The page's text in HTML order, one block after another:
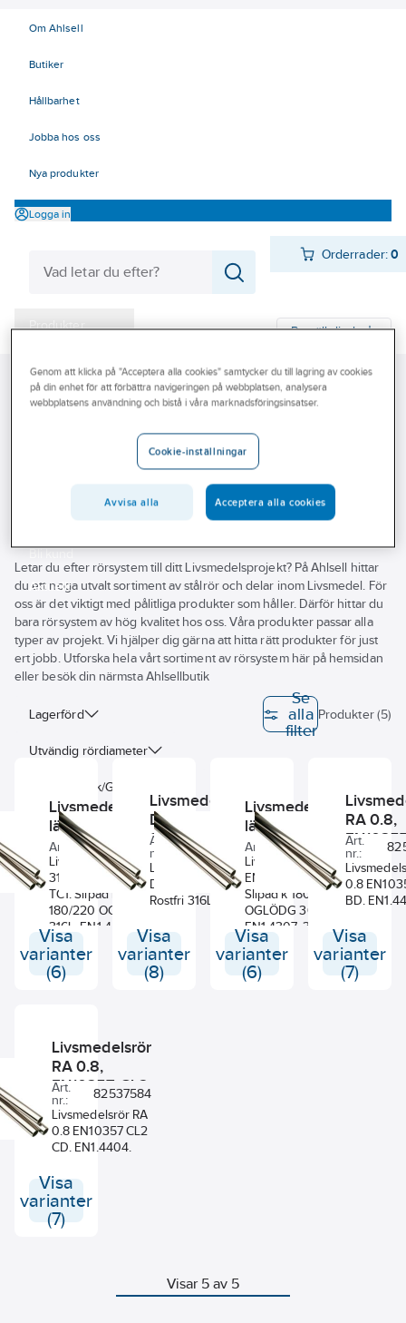
Om Ahlsell
Butiker
Hållbarhet
Jobba hos oss
Nya produkter
Logga in
Orderrader:0
Produkter
Kampanjer
Bli kund
Aktuellt
Beställ direkt
Ahlsell Produkter Värme & Sanitet
Stålrör och delar
Rörsystem för Livsmedel / Aseptik
Livsmedelsrör
Livsmedelsrör
Rör RA 0,8-1,6
Letar du efter rörsystem till ditt Livsmedelsprojekt? På Ahlsell hittar
du ett noga utvalt sortiment av stålrör och delar inom Livsmedel. För
oss är det viktigt med pålitliga produkter som håller. Därför hittar du
bara rörsystem av hög kvalitet hos oss. Våra produkter passar alla
typer av projekt. Vi hjälper dig gärna att hitta rätt produkter för just
ert jobb. Utforska hela vårt sortiment av rörsystem här på hemsidan
eller besök din närmsta Ahlsellbutik
Lagerförd
Utvändig rördiameter
Väggtjocklek/Godstjocklek
Materialkvalitet Material
Anslutning Vikt/m
Se
alla
filter
Produkter (5)
Livsmedelsrör
längssvetsade,
rostfria 316L
Art. nr.: 1227042
Livsmedelsrör
316L. EN10357 CD,
TC1. Slipad k
180/220 OGLÖDG
316L. EN1.4404.
Visa
varianter
(6)
Livsmedelsrör
DIN11850
Slipad Rostfri
316L
Art.
nr.:
82540905
Livsmedelsrör
DIN11850 Slipad
Rostfri 316L.
Visa
varianter
(8)
Livsmedelsrör
längssvetsade,
rostfria 304L.
Art. nr.: 1227033
Livsmedelsrör
EN10357 CD, TC1.
Slipad k 180/220
OGLÖDG 304L.
EN1.4307. 304L.
Visa
varianter
(6)
RA 0.8,
BD,
Art.
nr.:
0.8
BD.
Visa
varianter
(7)
Livsmedelsrör
RA 0.8,
EN10357 CL2
CD, EN1.4404
Art.
nr.:
82537584
Livsmedelsrör RA
0.8 EN10357 CL2
CD. EN1.4404.
Visa
varianter
(7)
Visar 5 av 5
Genom att klicka på "Acceptera alla cookies" samtycker du till lagring av cookies
på din enhet för att förbättra navigeringen på webbplatsen, analysera
webbplatsens användning och bistå i våra marknadsföringsinsatser.
Cookie-inställningar
Avvisa alla Acceptera alla cookies